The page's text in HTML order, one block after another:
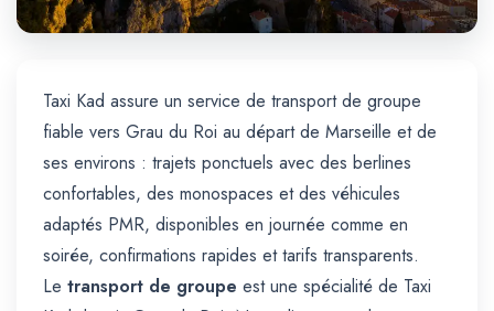
Taxi Kad assure un service de transport de groupe
fiable vers Grau du Roi au départ de Marseille et de
ses environs : trajets ponctuels avec des berlines
confortables, des monospaces et des véhicules
adaptés PMR, disponibles en journée comme en
soirée, confirmations rapides et tarifs transparents.
Le transport de groupe est une spécialité de Taxi